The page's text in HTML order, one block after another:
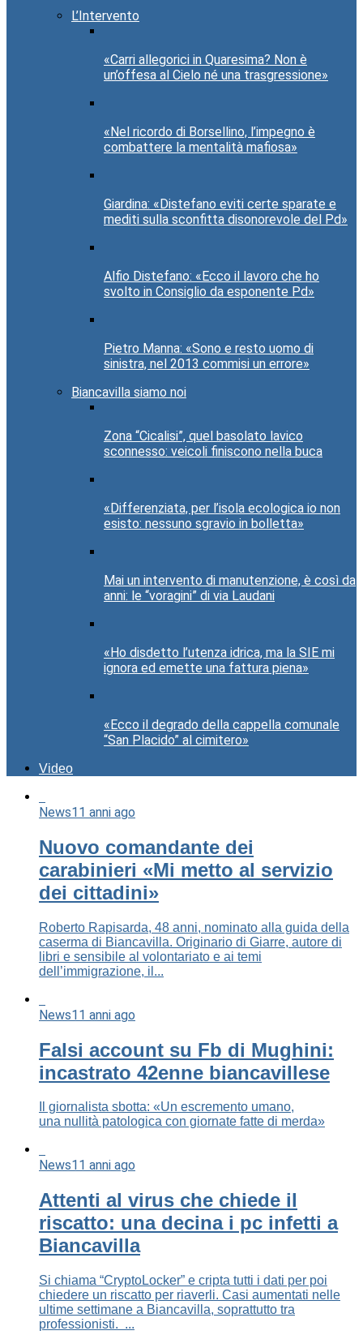
L’Intervento
«Carri allegorici in Quaresima? Non è
un’offesa al Cielo né una trasgressione»
«Nel ricordo di Borsellino, l’impegno è
combattere la mentalità mafiosa»
Giardina: «Distefano eviti certe sparate e
mediti sulla sconfitta disonorevole del Pd»
Alfio Distefano: «Ecco il lavoro che ho
svolto in Consiglio da esponente Pd»
Pietro Manna: «Sono e resto uomo di
sinistra, nel 2013 commisi un errore»
Biancavilla siamo noi
Zona “Cicalisi”, quel basolato lavico
sconnesso: veicoli finiscono nella buca
«Differenziata, per l’isola ecologica io non
esisto: nessuno sgravio in bolletta»
Mai un intervento di manutenzione, è così da
anni: le “voragini” di via Laudani
«Ho disdetto l’utenza idrica, ma la SIE mi
ignora ed emette una fattura piena»
«Ecco il degrado della cappella comunale
“San Placido” al cimitero»
Video
News11 anni ago
Nuovo comandante dei
carabinieri «Mi metto al servizio
dei cittadini»
Roberto Rapisarda, 48 anni, nominato alla guida della
caserma di Biancavilla. Originario di Giarre, autore di
libri e sensibile al volontariato e ai temi
dell’immigrazione, il...
News11 anni ago
Falsi account su Fb di Mughini:
incastrato 42enne biancavillese
Il giornalista sbotta: «Un escremento umano,
una nullità patologica con giornate fatte di merda»
News11 anni ago
Attenti al virus che chiede il
riscatto: una decina i pc infetti a
Biancavilla
Si chiama “CryptoLocker” e cripta tutti i dati per poi
chiedere un riscatto per riaverli. Casi aumentati nelle
ultime settimane a Biancavilla, soprattutto tra
professionisti. ...